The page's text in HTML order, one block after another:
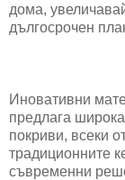
дома,
дългосрочен
Иновативни
предлага
покриви, всеки
традиционните
съвременни